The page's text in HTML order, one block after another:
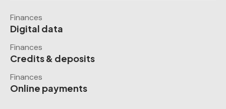
Finances
Digital data
Finances
Credits & deposits
Finances
Online payments